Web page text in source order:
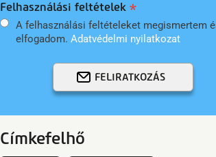
Felhasználási feltételek
A felhasználási feltételeket megismertem
elfogadom. Adatvédelmi nyilatkozat
FELIRATKOZÁS
Címkefelhő